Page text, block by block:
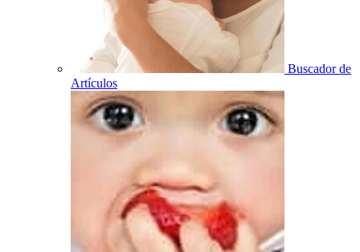
Buscador de
Artículos